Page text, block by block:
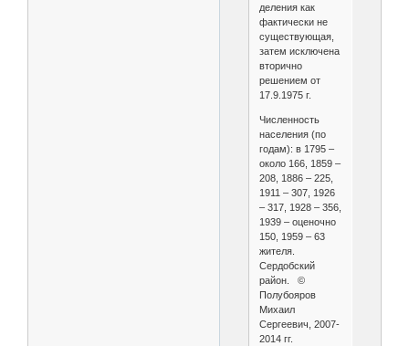
деления как
фактически не
существующая,
затем исключена
вторично
решением от
17.9.1975 г.
Численность
населения (по
годам): в 1795 –
около 166, 1859 –
208, 1886 – 225,
1911 – 307, 1926
– 317, 1928 – 356,
1939 – оценочно
150, 1959 – 63
жителя.
Сердобский
район. ©
Полубояров
Михаил
Сергеевич, 2007-
2014 гг.